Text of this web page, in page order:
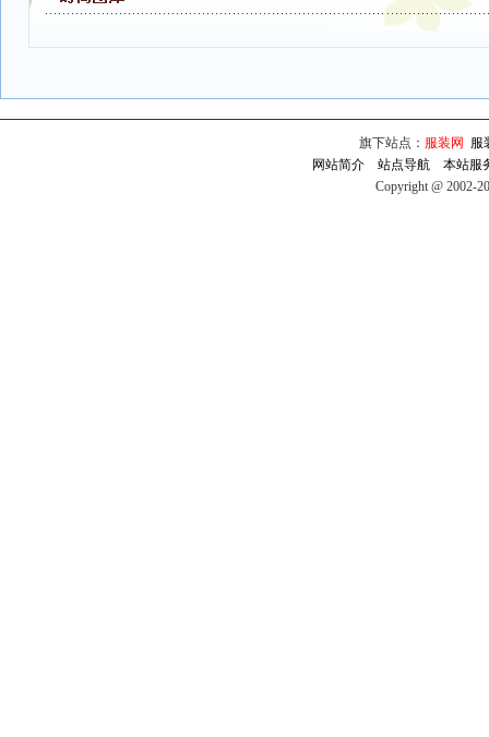
旗下站点： 服装网
服
网站简介
站点导航
本站服
Copyright @ 2002-